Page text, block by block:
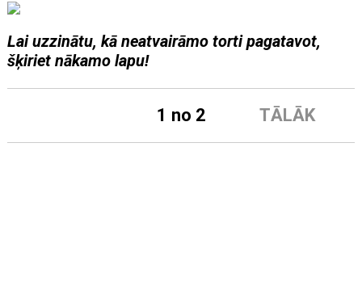
Lai uzzinātu, kā neatvairāmo torti pagatavot,
šķiriet nākamo lapu!
TĀLĀK
1 no 2